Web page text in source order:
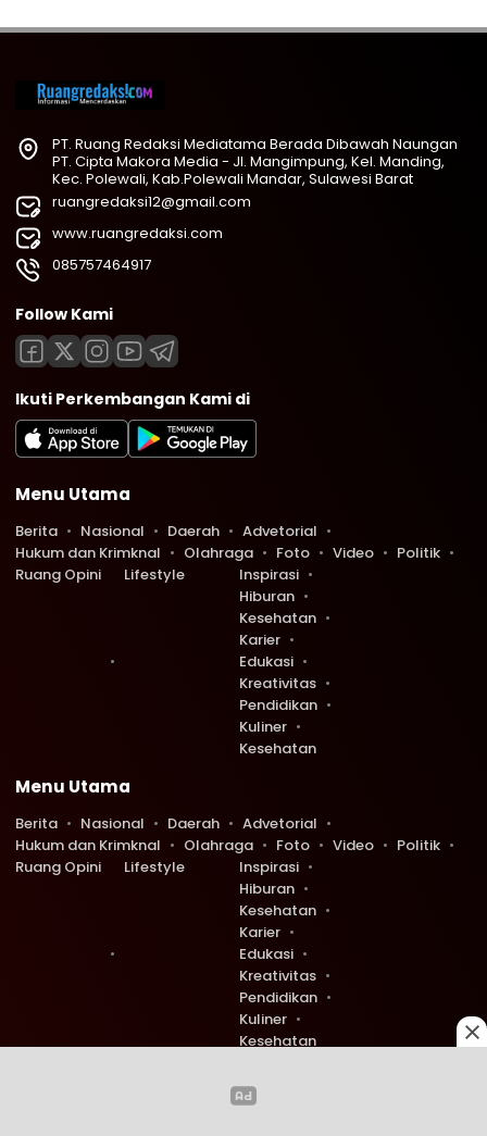
0
PT. Ruang Redaksi Mediatama Berada Dibawah Naungan
PT. Cipta Makora Media - Jl. Mangimpung, Kel. Manding,
Kec. Polewali, Kab.Polewali Mandar, Sulawesi Barat
ruangredaksi12@gmail.com
www.ruangredaksi.com
085757464917
Follow Kami
Ikuti Perkembangan Kami di
Menu Utama
Berita Nasional Daerah
Advetorial
Hukum dan Krimknal
Olahraga Foto Video
Politik
Ruang Opini
Lifestyle
Inspirasi
Hiburan
Kesehatan
Karier
Edukasi
Kreativitas
Pendidikan
Kuliner
Kesehatan
Menu Utama
Berita Nasional Daerah
Advetorial
Hukum dan Krimknal
Olahraga Foto Video
Politik
Ruang Opini
Lifestyle
Inspirasi
Hiburan
Kesehatan
Karier
Edukasi
Kreativitas
Pendidikan
Kuliner
Kesehatan